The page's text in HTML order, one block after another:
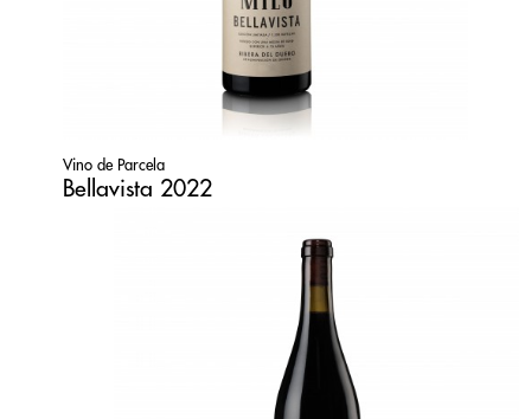
Vino de Parcela
Bellavista 2022